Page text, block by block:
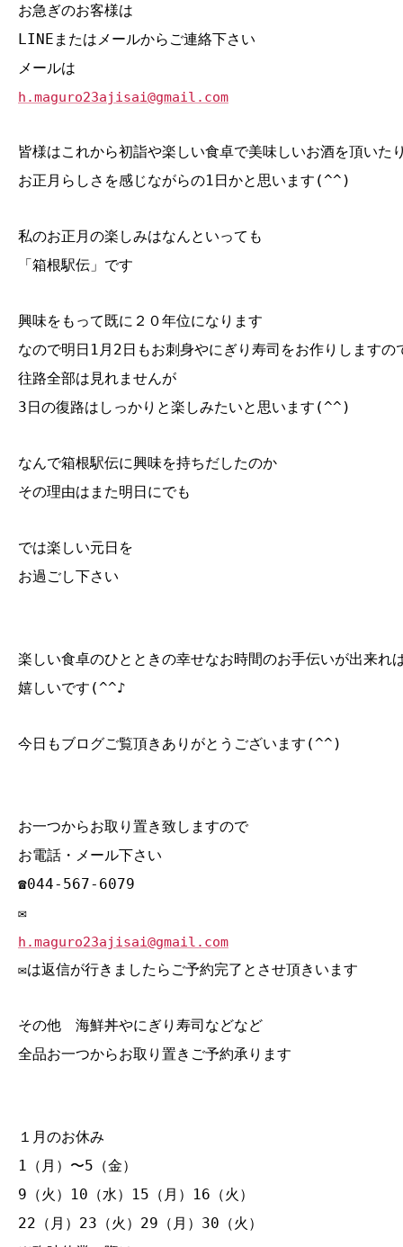
お急ぎのお客様は
LINEまたはメールからご連絡下さい
メールは
h.maguro23ajisai@gmail.com
皆様はこれから初詣や楽しい食卓で美味しいお酒を頂いた
お正月らしさを感じながらの1日かと思います(^^)
私のお正月の楽しみはなんといっても
「箱根駅伝」です
興味をもって既に２０年位になります
なので明日1月2日もお刺身やにぎり寿司をお作りしますの
往路全部は見れませんが
3日の復路はしっかりと楽しみたいと思います(^^)
なんで箱根駅伝に興味を持ちだしたのか
その理由はまた明日にでも
では楽しい元日を
お過ごし下さい
楽しい食卓のひとときの幸せなお時間のお手伝いが出来れ
嬉しいです(^^♪
今日もブログご覧頂きありがとうございます(^^)
お一つからお取り置き致しますので
お電話・メール下さい
☎044‐567‐6079
✉
h.maguro23ajisai@gmail.com
✉は返信が行きましたらご予約完了とさせ頂きいます
その他 海鮮丼やにぎり寿司などなど
全品お一つからお取り置きご予約承ります
１月のお休み
1（月）〜5（金）
9（火）10（水）15（月）16（火）
22（月）23（火）29（月）30（火）